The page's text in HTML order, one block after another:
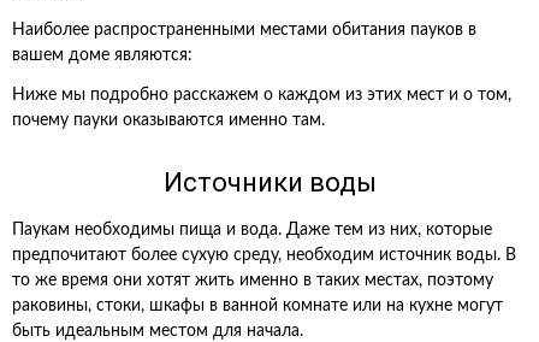
Наиболее распространенными местами обитания пауков в
вашем доме являются:
Ниже мы подробно расскажем о каждом из этих мест и о том,
почему пауки оказываются именно там.
Источники воды
Паукам необходимы пища и вода. Даже тем из них, которые
предпочитают более сухую среду, необходим источник воды. В
то же время они хотят жить именно в таких местах, поэтому
раковины, стоки, шкафы в ванной комнате или на кухне могут
быть идеальным местом для начала.